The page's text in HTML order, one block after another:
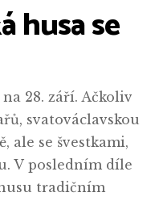
husa se
28. září. Ačkoliv
svatováclavskou
ale se švestkami,
V posledním díle
tradičním